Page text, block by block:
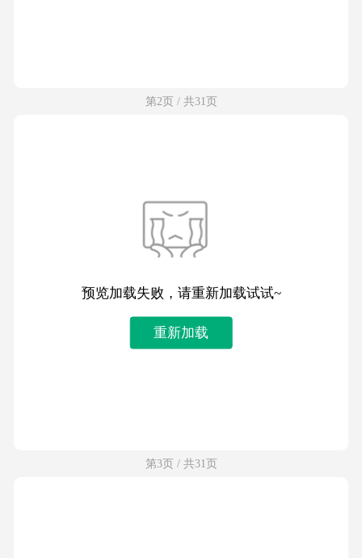
第2页 / 共31页
预览加载失败，请重新加载试试~
重新加载
第3页 / 共31页